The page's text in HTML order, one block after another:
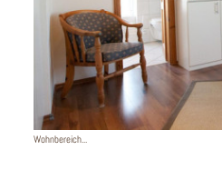
Wohnbereich...